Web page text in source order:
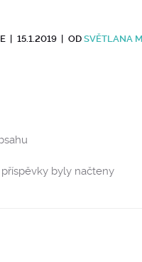
| 15.1.2019 | OD SVĚTLANA
byly načteny